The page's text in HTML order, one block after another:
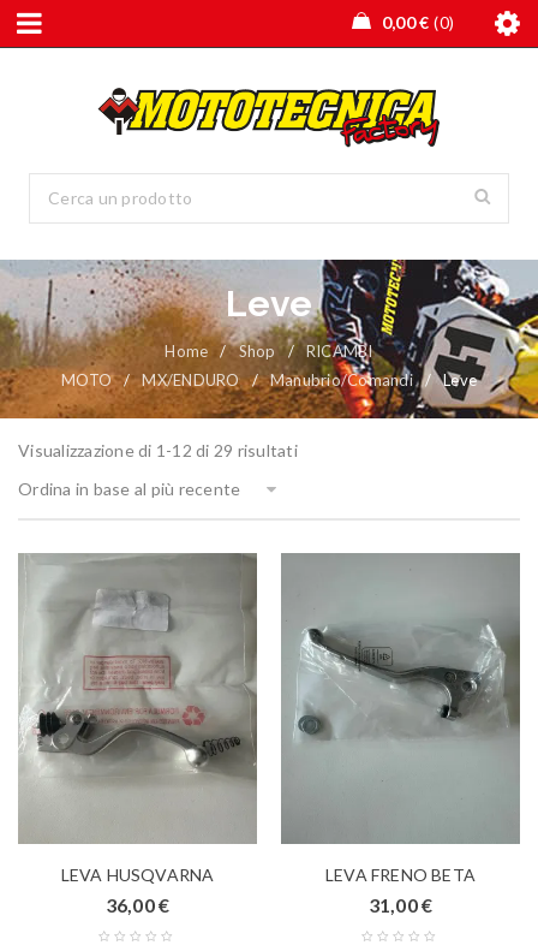
0,00€ 0
Leve
Home / Shop /
RICAMBI
MOTO
/ MX/ENDURO / Manubrio/Comandi / Leve
Visualizzazione di 1-12 di 29 risultati
Ordina in base al più recente
LEVA HUSQVARNA
36,00€
LEVA FRENO BETA
31,00€